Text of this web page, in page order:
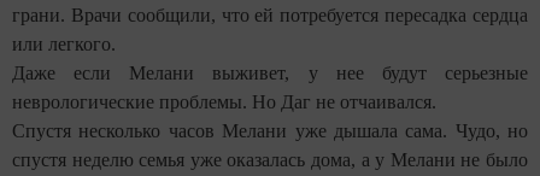
грани. Врачи сообщили, что ей потребуется пересадка сердца
или легкого.
Даже если Мелани выживет, у нее будут серьезные
неврологические проблемы. Но Даг не отчаивался.
Спустя несколько часов Мелани уже дышала сама. Чудо, но
спустя неделю семья уже оказалась дома, а у Мелани не было